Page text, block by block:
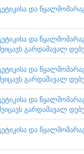
და
და
გარდამავალ
და
გარდამავალ
და
გარდამავალ
და